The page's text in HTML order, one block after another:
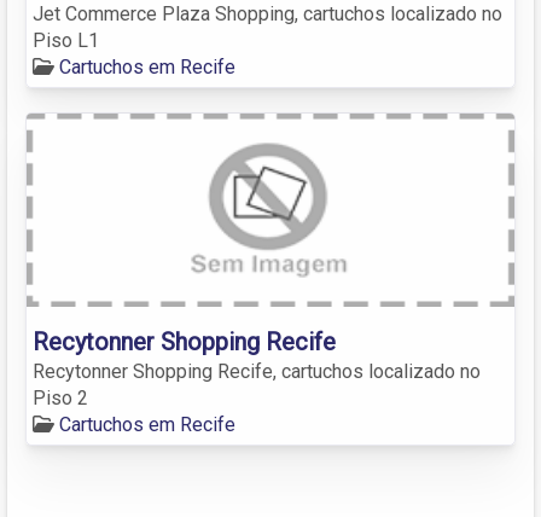
Jet Commerce Plaza Shopping, cartuchos localizado no
Piso L1
Cartuchos em Recife
Recytonner Shopping Recife
Recytonner Shopping Recife, cartuchos localizado no
Piso 2
Cartuchos em Recife